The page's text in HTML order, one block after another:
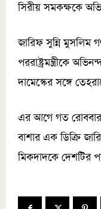
সিরীয় সমকক্ষকে
জারিফ সুন্নি মুসলিম
পররাষ্ট্রমন্ত্রীকে
দামেস্কের সঙ্গে
এর আগে গত রোববার
বাশার এক ডিক্রি
মিকদাদকে দেশটির